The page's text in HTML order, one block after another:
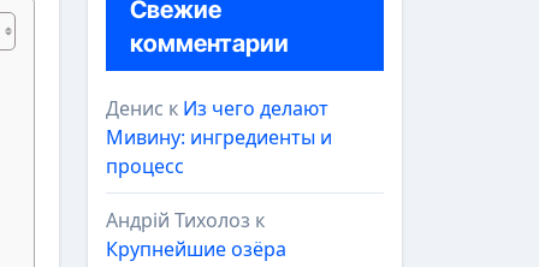
Свежие
комментарии
Денис к Из чего делают
Мивину: ингредиенты и
процесс
Андрій Тихолоз к
Крупнейшие озёра